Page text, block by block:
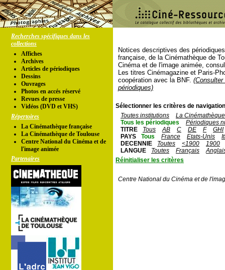
Recherches spécifiques dans les
collections
Affiches
Archives
Articles de périodiques
Dessins
Ouvrages
Photos en accés réservé
Revues de presse
Vidéos (DVD et VHS)
Répertoires
La Cinémathèque française
La Cinémathèque de Toulouse
Centre National du Cinéma et de
l'image animée
Partenaires
Notices descriptives des
française, de la Cinémathèque de
Cinéma et de l'image animée,
Les titres Cinémagazine et Paris-
coopération avec la BNF.
périodiques)
Sélectionner les critères de
Toutes institutions
La
Tous les périodiques
Périodiques
TITRE
Tous AB C DE F
GHI
PAYS
Tous France Etats-Unis
DECENNIE
Toutes <1900
1900
LANGUE
Toutes Français
Réinitialiser les critères
Centre National du Cinéma et de